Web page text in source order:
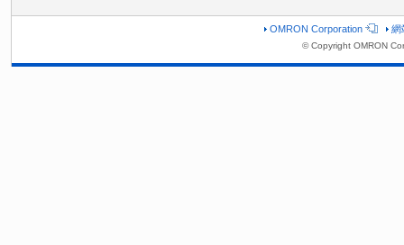
OMRON Corporation 網
© Copyright OMRON